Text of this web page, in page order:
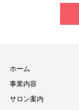
ホーム
事業内容
サロン案内